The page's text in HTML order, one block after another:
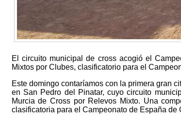
El circuito municipal de cross acogió el
Mixtos por Clubes, clasificatorio para el
Este domingo contaríamos con la primera gran
en San Pedro del Pinatar, cuyo circuito
Murcia de Cross por Relevos Mixto. Una
clasificatoria para el Campeonato de España